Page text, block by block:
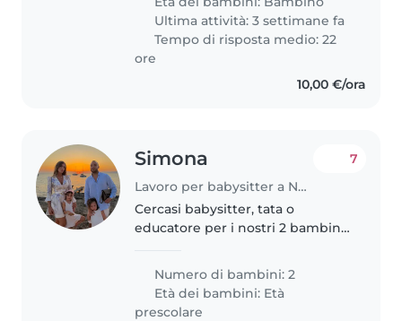
giorni a settimana dalle 8..
Ultima attività: 3 settimane fa
Tempo di risposta medio: 22
ore
10,00 €/ora
Simona
Lavoro per babysitter a Napoli
7
Cercasi babysitter, tata o
educatore per i nostri 2 bambini
sono curiosi, pieni di energia e
creativi. Preferiamo che la
babysitter venga a casa nostra...
Numero di bambini: 2
Età dei bambini: Età
prescolare